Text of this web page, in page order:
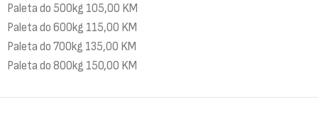
Paleta do 500kg 105,00 KM
Paleta do 600kg 115,00 KM
Paleta do 700kg 135,00 KM
Paleta do 800kg 150,00 KM